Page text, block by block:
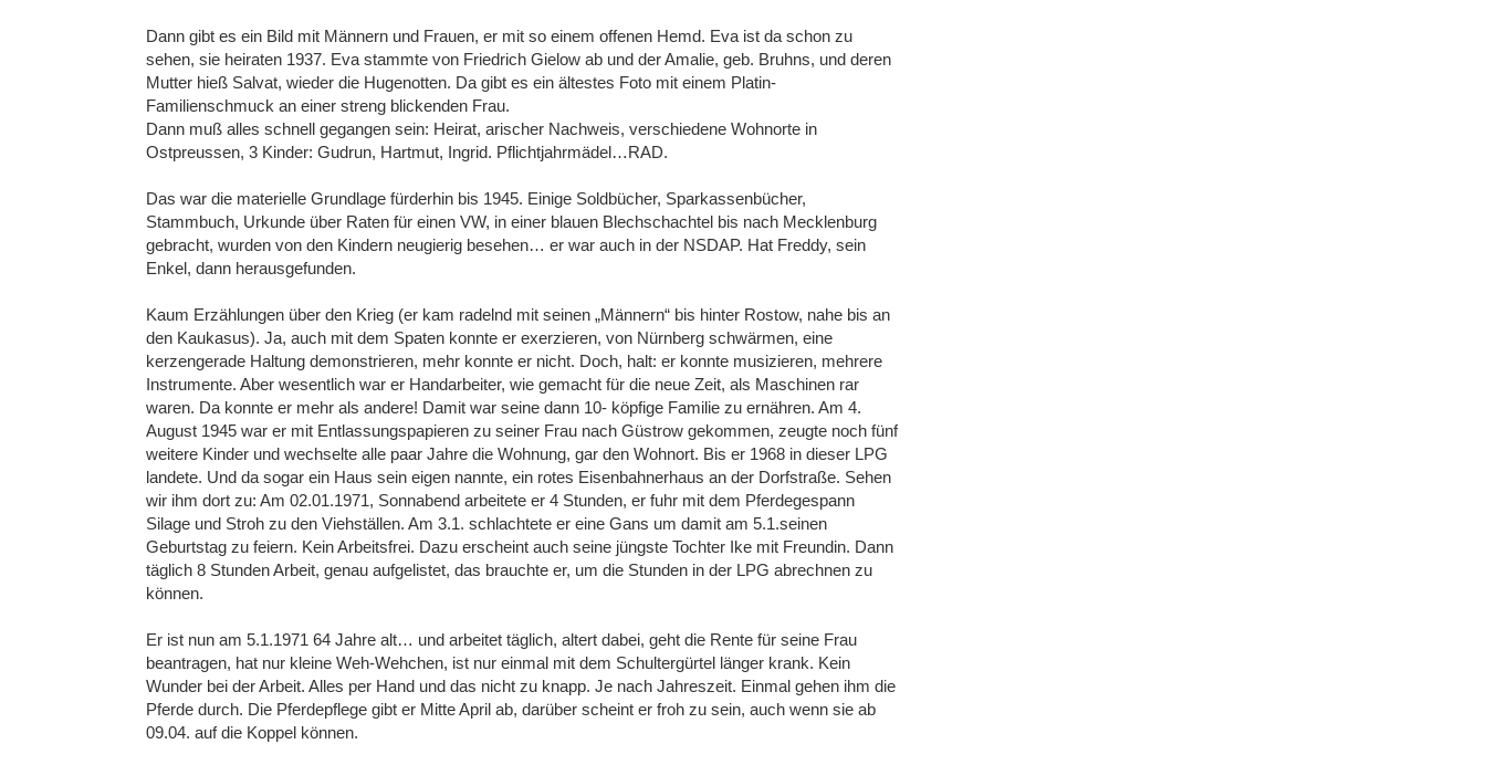
Dann gibt es ein Bild mit Männern und Frauen, er mit so einem offenen Hemd. Eva ist da schon zu
sehen, sie heiraten 1937. Eva stammte von Friedrich Gielow ab und der Amalie, geb. Bruhns, und deren
Mutter hieß Salvat, wieder die Hugenotten. Da gibt es ein ältestes Foto mit einem Platin-
Familienschmuck an einer streng blickenden Frau.
Dann muß alles schnell gegangen sein: Heirat, arischer Nachweis, verschiedene Wohnorte in
Ostpreussen, 3 Kinder: Gudrun, Hartmut, Ingrid. Pflichtjahrmädel…RAD.
Das war die materielle Grundlage fürderhin bis 1945. Einige Soldbücher, Sparkassenbücher,
Stammbuch, Urkunde über Raten für einen VW, in einer blauen Blechschachtel bis nach Mecklenburg
gebracht, wurden von den Kindern neugierig besehen… er war auch in der NSDAP. Hat Freddy, sein
Enkel, dann herausgefunden.
Kaum Erzählungen über den Krieg (er kam radelnd mit seinen „Männern“ bis hinter Rostow, nahe bis an
den Kaukasus). Ja, auch mit dem Spaten konnte er exerzieren, von Nürnberg schwärmen, eine
kerzengerade Haltung demonstrieren, mehr konnte er nicht. Doch, halt: er konnte musizieren, mehrere
Instrumente. Aber wesentlich war er Handarbeiter, wie gemacht für die neue Zeit, als Maschinen rar
waren. Da konnte er mehr als andere! Damit war seine dann 10- köpfige Familie zu ernähren. Am 4.
August 1945 war er mit Entlassungspapieren zu seiner Frau nach Güstrow gekommen, zeugte noch fünf
weitere Kinder und wechselte alle paar Jahre die Wohnung, gar den Wohnort. Bis er 1968 in dieser LPG
landete. Und da sogar ein Haus sein eigen nannte, ein rotes Eisenbahnerhaus an der Dorfstraße. Sehen
wir ihm dort zu: Am 02.01.1971, Sonnabend arbeitete er 4 Stunden, er fuhr mit dem Pferdegespann
Silage und Stroh zu den Viehställen. Am 3.1. schlachtete er eine Gans um damit am 5.1.seinen
Geburtstag zu feiern. Kein Arbeitsfrei. Dazu erscheint auch seine jüngste Tochter Ike mit Freundin. Dann
täglich 8 Stunden Arbeit, genau aufgelistet, das brauchte er, um die Stunden in der LPG abrechnen zu
können.
Er ist nun am 5.1.1971 64 Jahre alt… und arbeitet täglich, altert dabei, geht die Rente für seine Frau
beantragen, hat nur kleine Weh-Wehchen, ist nur einmal mit dem Schultergürtel länger krank. Kein
Wunder bei der Arbeit. Alles per Hand und das nicht zu knapp. Je nach Jahreszeit. Einmal gehen ihm die
Pferde durch. Die Pferdepflege gibt er Mitte April ab, darüber scheint er froh zu sein, auch wenn sie ab
09.04. auf die Koppel können.